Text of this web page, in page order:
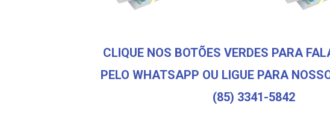
CLIQUE NOS BOTÕES VERDES PARA
PELO WHATSAPP OU LIGUE PARA
(85) 3341-5842